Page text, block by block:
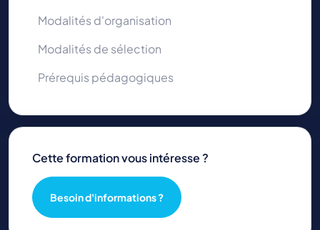
Modalités d'organisation
Modalités de sélection
Prérequis pédagogiques
Cette formation vous intéresse ?
Besoin d'informations ?